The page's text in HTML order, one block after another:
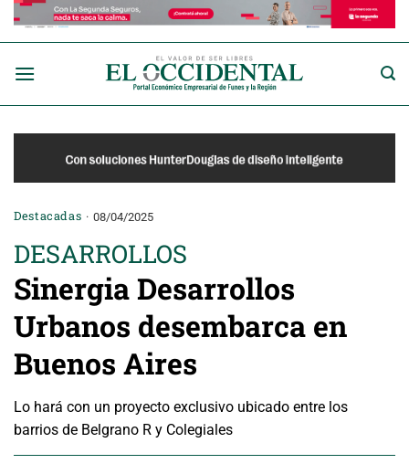
Saltar
Destacadas 08/04/2025
DESARROLLOS
Sinergia Desarrollos
Urbanos desembarca en
Buenos Aires
Lo hará con un proyecto exclusivo ubicado entre los
barrios de Belgrano R y Colegiales